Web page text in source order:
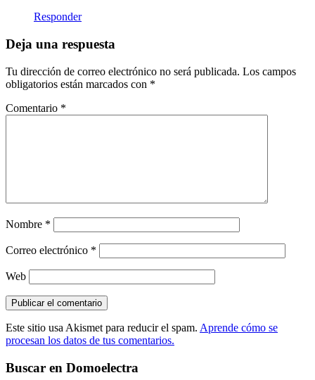
Responder
Deja una respuesta
Tu dirección de correo electrónico no será publicada. Los campos
obligatorios están marcados con *
Comentario *
Nombre *
Correo electrónico *
Web
Este sitio usa Akismet para reducir el spam. Aprende cómo se
procesan los datos de tus comentarios.
Buscar en Domoelectra